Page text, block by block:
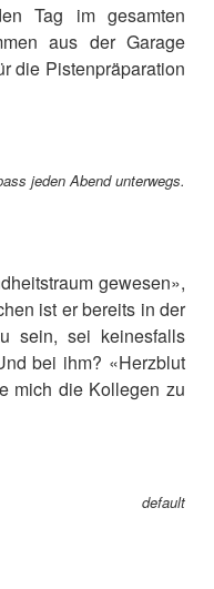
Tag im gesamten
aus der Garage
die Pistenpräparation
jeden Abend unterwegs.
gewesen»,
ist er bereits in der
sein, sei keinesfalls
bei ihm? «Herzblut
mich die Kollegen zu
default